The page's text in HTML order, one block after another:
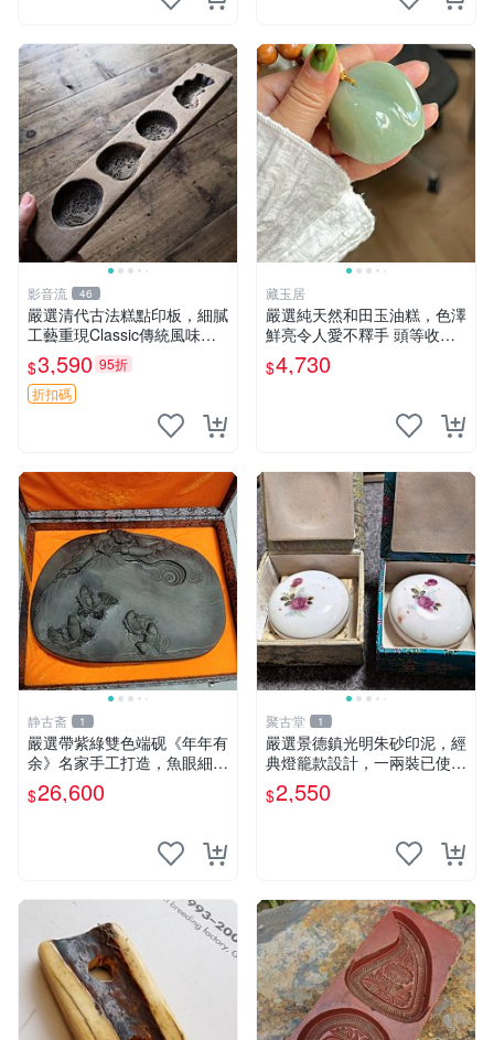
影音流 46
嚴選清代古法糕點印板，細膩
工藝重現Classic傳統風味適
合收藏老饕推薦 糕點 印板 古
董
$3,590 95折
折扣碼
藏玉居
嚴選純天然和田玉油糕，色澤
鮮亮令人愛不釋手 頭等收藏
推薦 天然美顏佳品 和田玉油
糕 美食 油糕 新疆美食
$4,730
静古斋 1
嚴選帶紫綠雙色端砚《年年有
余》名家手工打造，魚眼細膩
透亮，氣勢非凡適合收藏 端
砚 石頭 鱼紋
$26,600
聚古堂 1
嚴選景德鎮光明朱砂印泥，經
典燈籠款設計，一兩裝已使
用，二盒同價。 美麗朱砂 印
泥 燈籠款
$2,550